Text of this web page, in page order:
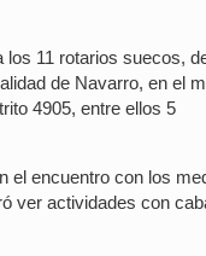
los 11 rotarios suecos,
de Navarro, en el
4905, entre ellos 5
el encuentro con los
ver actividades con